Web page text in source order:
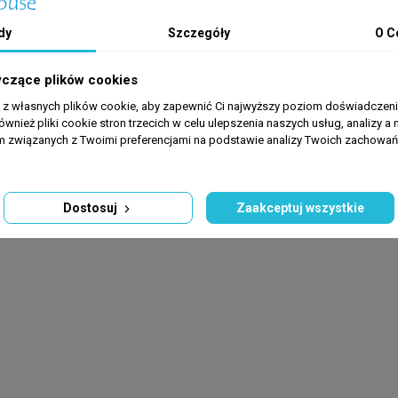
25 mm wystarczy na około 100 litrów wody w akwarium.
dokładnie przepłukać w wodzie, aby usunąć pył
czyszczenia wkładu z filtra, ponieważ może to
(25 mm), Squali Filter Roller jest niezastąpiony w
równomiernie rozprowadzając go po całej szerokości kosza
czyszczenia filtra, tubki 25 mm wystarczy jedynie delikatnie
Szczegóły O
plików cookies
z własnych plików cookie, aby zapewnić Ci najwyższy poziom
pliki cookie stron trzecich w celu ulepszenia naszych usług, analizy a
związanych z Twoimi preferencjami na podstawie analizy Twoich
Dostosuj Zaakceptuj wszystkie